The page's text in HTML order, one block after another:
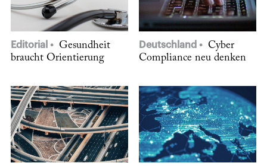
Editorial
Gesundheit
braucht Orientierung
Deutschland
Cyber
Compliance neu denken